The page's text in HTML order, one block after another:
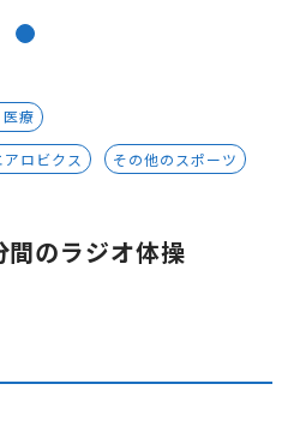
療
ロビクス その他のスポーツ
のラジオ体操